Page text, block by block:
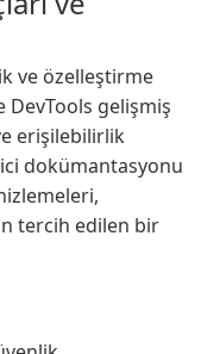
ve özelleştirme
DevTools gelişmiş
erişilebilirlik
dokümantasyonu
tercih edilen bir